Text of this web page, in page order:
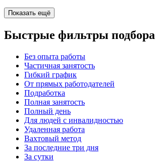
Показать ещё
Быстрые фильтры подбора
Без опыта работы
Частичная занятость
Гибкий график
От прямых работодателей
Подработка
Полная занятость
Полный день
Для людей с инвалидностью
Удаленная работа
Вахтовый метод
За последние три дня
За сутки